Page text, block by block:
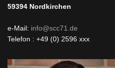
59394 Nordkirchen
e-Mail: info@scc71.de
Telefon : +49 (0) 2596 xxx